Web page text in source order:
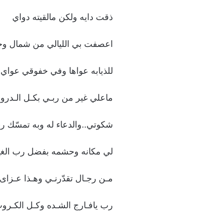
ذقت دايه ولكن مالقيته دواي
اعصفت بي الليالي من شمال
للذيابه عواها وفي خفوقي عواي
ماعلي غير من ربـي بكـل
شكوتي..والدعاء له وبه تمسّك
لي مكانه وحشمه بفضل رب
مـن رجـال تقدّرنـي وهـذا عـزاى
رب يافـارج الشـده وكـل